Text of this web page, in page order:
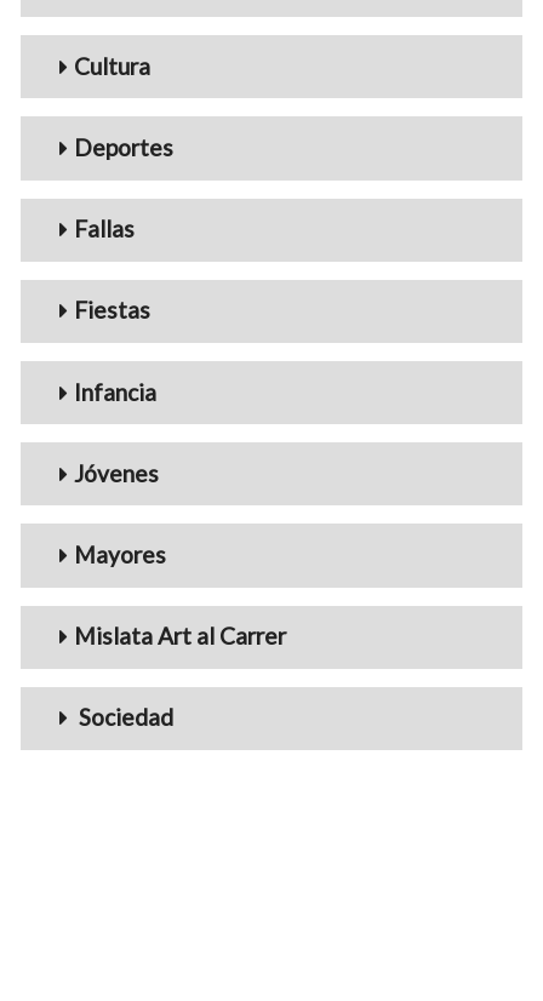
Cultura
Deportes
Fallas
Fiestas
Infancia
Jóvenes
Mayores
Mislata Art al Carrer
Sociedad